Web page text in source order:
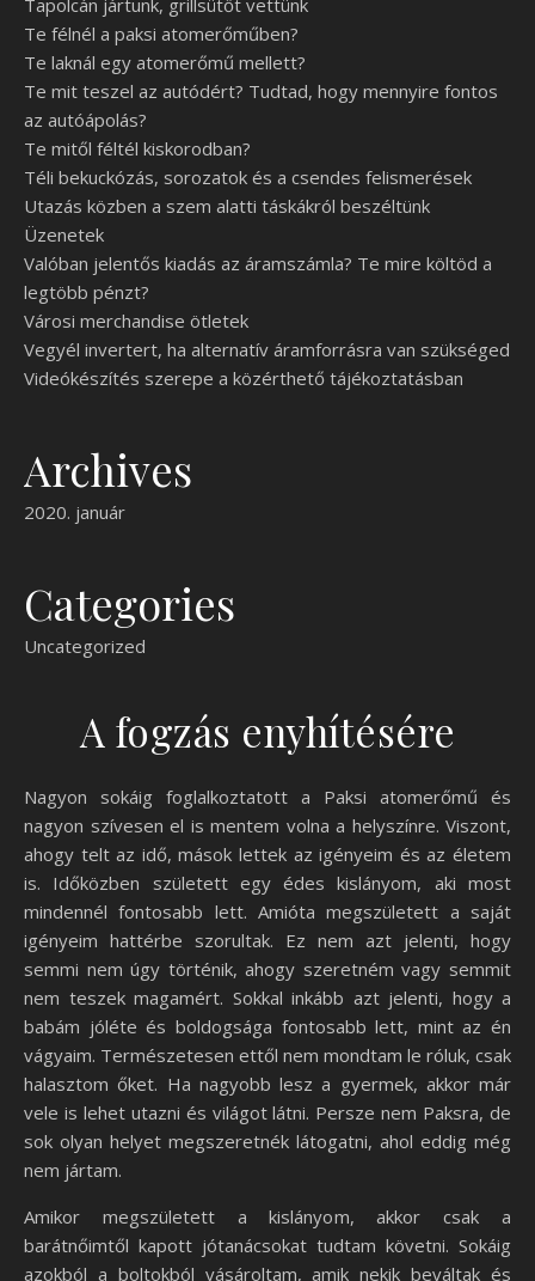
Tapolcán jártunk, grillsütőt vettünk
Te félnél a paksi atomerőműben?
Te laknál egy atomerőmű mellett?
Te mit teszel az autódért? Tudtad, hogy mennyire fontos
az autóápolás?
Te mitől féltél kiskorodban?
Téli bekuckózás, sorozatok és a csendes felismerések
Utazás közben a szem alatti táskákról beszéltünk
Üzenetek
Valóban jelentős kiadás az áramszámla? Te mire költöd a
legtöbb pénzt?
Városi merchandise ötletek
Vegyél invertert, ha alternatív áramforrásra van szükséged
Videókészítés szerepe a közérthető tájékoztatásban
Archives
2020. január
Categories
Uncategorized
A fogzás enyhítésére
Nagyon sokáig foglalkoztatott a Paksi atomerőmű és
nagyon szívesen el is mentem volna a helyszínre. Viszont,
ahogy telt az idő, mások lettek az igényeim és az életem
is. Időközben született egy édes kislányom, aki most
mindennél fontosabb lett. Amióta megszületett a saját
igényeim hattérbe szorultak. Ez nem azt jelenti, hogy
semmi nem úgy történik, ahogy szeretném vagy semmit
nem teszek magamért. Sokkal inkább azt jelenti, hogy a
babám jóléte és boldogsága fontosabb lett, mint az én
vágyaim. Természetesen ettől nem mondtam le róluk, csak
halasztom őket. Ha nagyobb lesz a gyermek, akkor már
vele is lehet utazni és világot látni. Persze nem Paksra, de
sok olyan helyet megszeretnék látogatni, ahol eddig még
nem jártam.
Amikor megszületett a kislányom, akkor csak a
barátnőimtől kapott jótanácsokat tudtam követni. Sokáig
azokból a boltokból vásároltam, amik nekik beváltak és